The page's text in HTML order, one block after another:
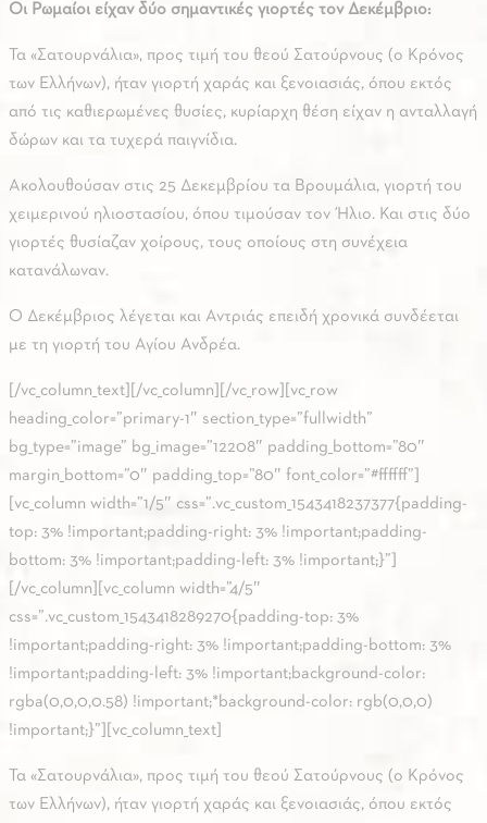
Οι Ρωμαίοι είχαν δύο σημαντικές γιορτές τον Δεκέμβριο:
Τα «Σατουρνάλια», προς τιμή του θεού Σατούρνους (ο Κρόνος
των Ελλήνων), ήταν γιορτή χαράς και ξενοιασιάς, όπου εκτός
από τις καθιερωμένες θυσίες, κυρίαρχη θέση είχαν η ανταλλαγή
δώρων και τα τυχερά παιγνίδια.
Ακολουθούσαν στις 25 Δεκεμβρίου τα Βρουμάλια, γιορτή του
χειμερινού ηλιοστασίου, όπου τιμούσαν τον Ήλιο. Και στις δύο
γιορτές θυσίαζαν χοίρους, τους οποίους στη συνέχεια
κατανάλωναν.
Ο Δεκέμβριος λέγεται και Αντριάς επειδή χρονικά συνδέεται
με τη γιορτή του Αγίου Ανδρέα.
[/vc_column_text][/vc_column][/vc_row][vc_row
heading_color=”primary-1″ section_type=”fullwidth”
bg_type=”image” bg_image=”12208″ padding_bottom=”80″
margin_bottom=”0″ padding_top=”80″ font_color=”#ffffff”]
[vc_column width=”1/5″ css=”.vc_custom_1543418237377{padding-
top: 3% !important;padding-right: 3% !important;padding-
bottom: 3% !important;padding-left: 3% !important;}”]
[/vc_column][vc_column width=”4/5″
css=”.vc_custom_1543418289270{padding-top: 3%
!important;padding-right: 3% !important;padding-bottom: 3%
!important;padding-left: 3% !important;background-color:
rgba(0,0,0,0.58) !important;*background-color: rgb(0,0,0)
!important;}”][vc_column_text]
Τα «Σατουρνάλια», προς τιμή του θεού Σατούρνους (ο Κρόνος
των Ελλήνων), ήταν γιορτή χαράς και ξενοιασιάς, όπου εκτός